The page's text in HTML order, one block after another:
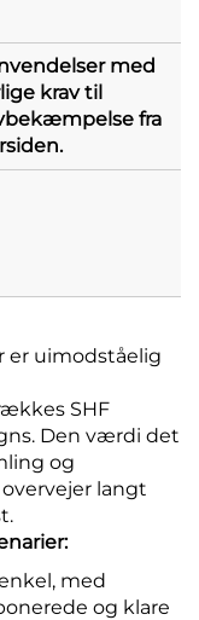
med
krav til
fra
er uimodståelig
SHF
Den værdi det
og
langt
med
og klare